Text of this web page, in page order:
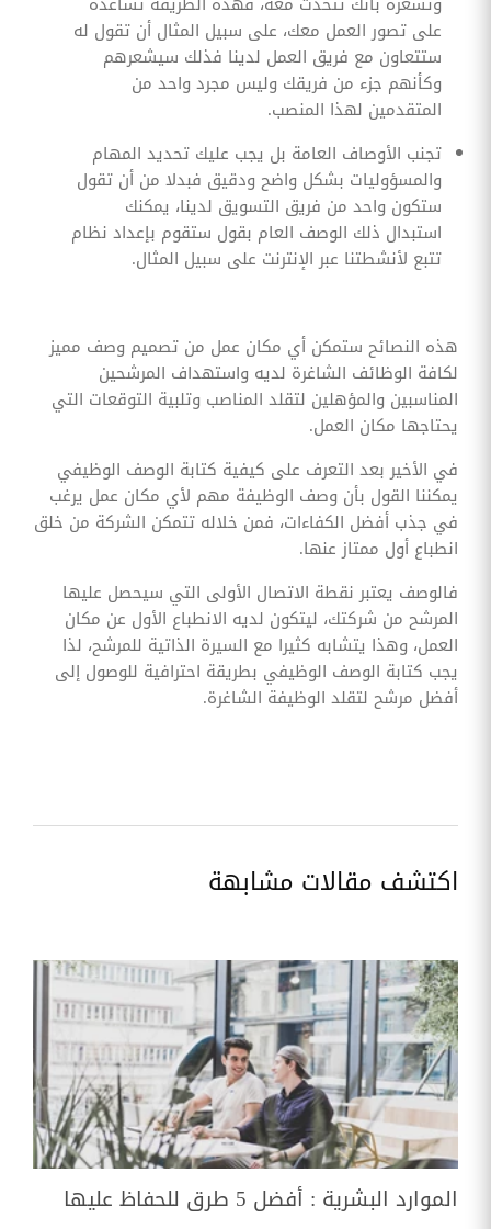
على تصور العمل معك، على سبيل المثال أن تقول له
ستتعاون مع فريق العمل لدينا فذلك سيشعرهم
وكأنهم جزء من فريقك وليس مجرد واحد من
المتقدمين لهذا المنصب.
تجنب الأوصاف العامة بل يجب عليك تحديد المهام
والمسؤوليات بشكل واضح ودقيق فبدلا من أن تقول
ستكون واحد من فريق التسويق لدينا، يمكنك
استبدال ذلك الوصف العام بقول ستقوم بإعداد نظام
تتبع لأنشطتنا عبر الإنترنت على سبيل المثال.
هذه النصائح ستمكن أي مكان عمل من تصميم وصف مميز
لكافة الوظائف الشاغرة لديه واستهداف المرشحين
المناسبين والمؤهلين لتقلد المناصب وتلبية التوقعات التي
يحتاجها مكان العمل.
في الأخير بعد التعرف على كيفية كتابة الوصف الوظيفي
يمكننا القول بأن وصف الوظيفة مهم لأي مكان عمل يرغب
في جذب أفضل الكفاءات، فمن خلاله تتمكن الشركة من خلق
انطباع أول ممتاز عنها.
فالوصف يعتبر نقطة الاتصال الأولى التي سيحصل عليها
المرشح من شركتك، ليتكون لديه الانطباع الأول عن مكان
العمل، وهذا يتشابه كثيرا مع السيرة الذاتية للمرشح، لذا
يجب كتابة الوصف الوظيفي بطريقة احترافية للوصول إلى
أفضل مرشح لتقلد الوظيفة الشاغرة.
اكتشف مقالات مشابهة
الموارد البشرية : أفضل 5 طرق للحفاظ عليها